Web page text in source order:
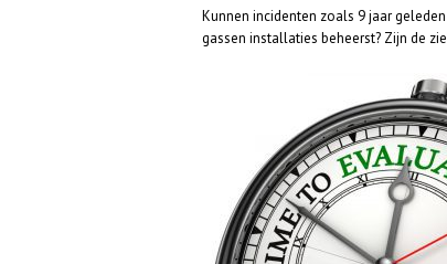
Kunnen incidenten zoals 9 jaar
gassen installaties beheerst? Zijn de